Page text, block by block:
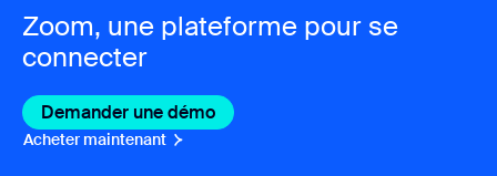
Zoom, une plateforme pour se
connecter
Demander une démo
Acheter maintenant